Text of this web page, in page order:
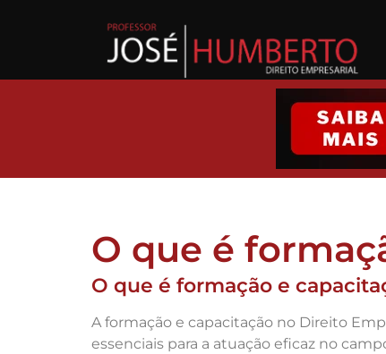
O que é
O que é formação e
A formação e capacitação no Direito
essenciais para a atuação eficaz no